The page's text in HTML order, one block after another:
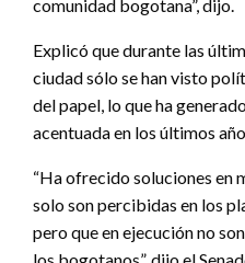
comunidad bogotana”, dijo.
Explicó que durante las
ciudad sólo se han visto
del papel, lo que ha
acentuada en los últimos
“Ha ofrecido soluciones en
solo son percibidas en los
pero que en ejecución no